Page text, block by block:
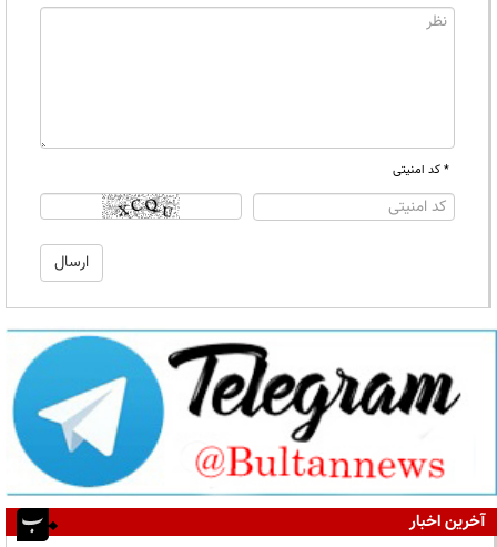
* کد امنیتی
آخرین اخبار